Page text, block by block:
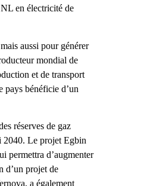
en électricité de
aussi pour générer
mondial de
et de transport
pays bénéficie d’un
réserves de gaz
2040. Le projet Egbin
permettra d’augmenter
d’un projet de
a également